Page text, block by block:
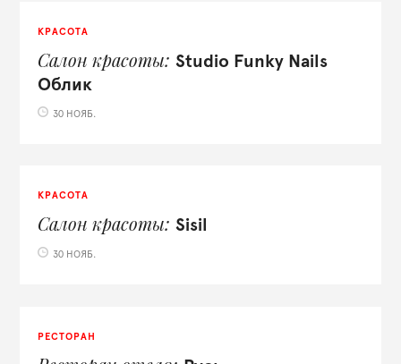
КРАСОТА
Салон красоты
Studio Funky Nails
Облик
30 НОЯБ.
КРАСОТА
Салон красоты Sisil
30 НОЯБ.
РЕСТОРАН